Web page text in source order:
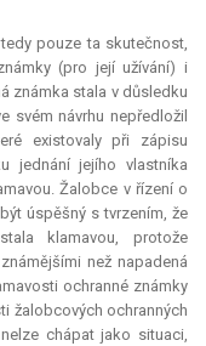
pouze ta skutečnost,
(pro její užívání) i
známka stala v důsledku
svém návrhu nepředložil
existovaly při zápisu
jednání jejího vlastníka
Žalobce v řízení o
úspěšný s tvrzením, že
klamavou, protože
než napadená
ochranné známky
žalobcových ochranných
chápat jako situaci,